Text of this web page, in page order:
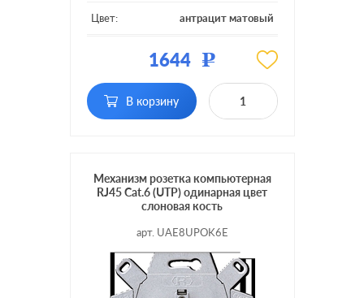
Цвет:
антрацит матовый
пластмасса
разъема:
(ISDN)
1644Р
В корзину
Механизм розетка компьютерная
RJ45 Cat.6 (UTP) одинарная цвет
слоновая кость
арт. UAE8UPOK6E